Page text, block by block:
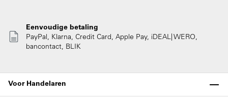
Eenvoudige betaling
PayPal, Klarna, Credit Card, Apple Pay, iDEAL| WERO,
bancontact, BLIK
Voor Handelaren